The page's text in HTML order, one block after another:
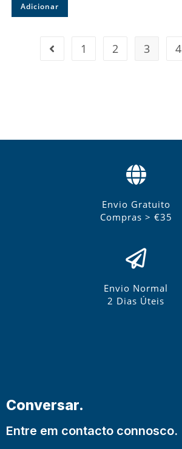
Adicionar
1 2 3 4
Envio Gratuito
Compras > €35
Envio Normal
2 Dias Úteis
Conversar.
Entre em contacto connosco.